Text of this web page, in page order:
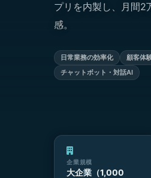
プリを内製し、月間2
感。
日常業務の効率化 顧客体
チャットボット・対話AI
企業規模
大企業（1,000